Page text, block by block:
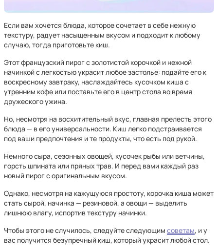
Если вам хочется блюда, которое сочетает в себе нежную
текстуру, радует насыщенным вкусом и подходит к любому
случаю, тогда приготовьте киш.
Этот французский пирог с золотистой корочкой и нежной
начинкой с легкостью украсит любое застолье: подайте его к
воскресному завтраку, наслаждайтесь кусочком киша с
утренним кофе или поставьте его в центр стола во время
дружеского ужина.
Но, несмотря на восхитительный вкус, главная прелесть этого
блюда — в его универсальности. Киш легко подстраивается
под ваши предпочтения и те продукты, что есть под рукой.
Немного сыра, сезонных овощей, кусочек рыбы или ветчины,
горсть шпината или пряных трав. И перед вами каждый раз
новый пирог с оригинальным вкусом.
Однако, несмотря на кажущуюся простоту, корочка киша может
стать сырой, начинка — резиновой, а овощи — выделить
лишнюю влагу, испортив текстуру начинки.
Чтобы этого не случилось, следуйте следующим советам, и у
вас получится безупречный киш, который украсит любой стол.